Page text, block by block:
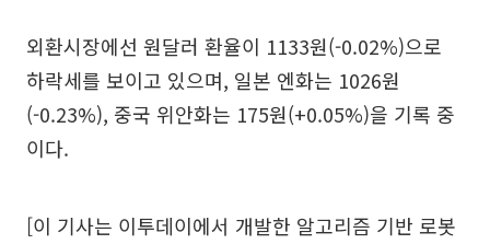
외환시장에선 원달러 환율이 1133원(-0.02%)으로
하락세를 보이고 있으며, 일본 엔화는 1026원
(-0.23%), 중국 위안화는 175원(+0.05%)을 기록 중
이다.
[이 기사는 이투데이에서 개발한 알고리즘 기반 로봇